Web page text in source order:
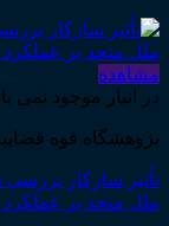
مشاهده
در انبار موجود نمی
پژوهشگاه قوه
تأثیر سازکار
ملل متحد بر